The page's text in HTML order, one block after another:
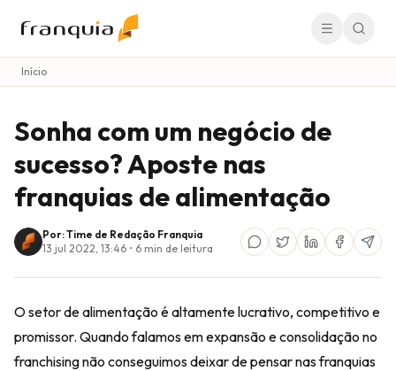
Início
Sonha com um negócio de
sucesso? Aposte nas
franquias de alimentação
Por: Time de Redação Franquia
13 jul 2022, 13:46 • 6 min de leitura
O setor de alimentação é altamente lucrativo, competitivo e
promissor. Quando falamos em expansão e consolidação no
franchising não conseguimos deixar de pensar nas franquias